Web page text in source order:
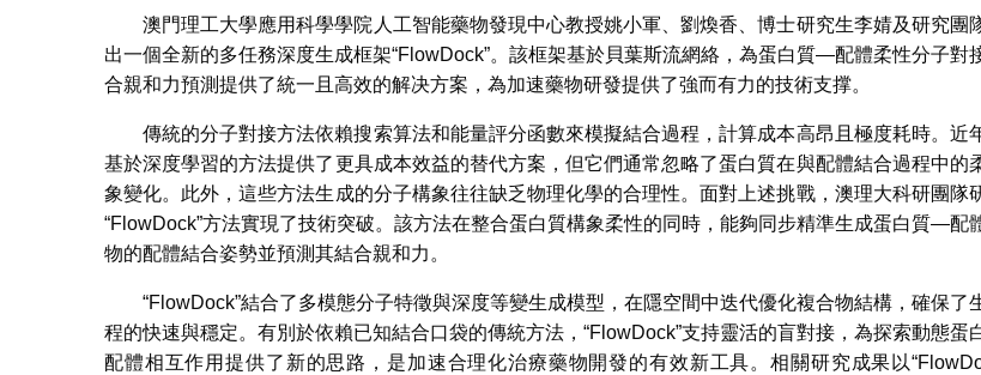
澳門理工大學應用科學學院人工智能藥物發現中心教授姚小軍、劉煥香、博士研究生李婧及研究團
出一個全新的多任務深度生成框架“FlowDock”。該框架基於貝葉斯流網絡，為蛋白質—配體柔性分子對
合親和力預測提供了統一且高效的解决方案，為加速藥物研發提供了強而有力的技術支撑。
傳統的分子對接方法依賴搜索算法和能量評分函數來模擬結合過程，計算成本高昂且極度耗時。近
基於深度學習的方法提供了更具成本效益的替代方案，但它們通常忽略了蛋白質在與配體結合過程中的
象變化。此外，這些方法生成的分子構象往往缺乏物理化學的合理性。面對上述挑戰，澳理大科研團隊
“FlowDock”方法實現了技術突破。該方法在整合蛋白質構象柔性的同時，能夠同步精準生成蛋白質—配
物的配體結合姿勢並預測其結合親和力。
“FlowDock”結合了多模態分子特徵與深度等變生成模型，在隱空間中迭代優化複合物結構，確保了
程的快速與穩定。有別於依賴已知結合口袋的傳統方法，“FlowDock”支持靈活的盲對接，為探索動態
配體相互作用提供了新的思路，是加速合理化治療藥物開發的有效新工具。相關研究成果以